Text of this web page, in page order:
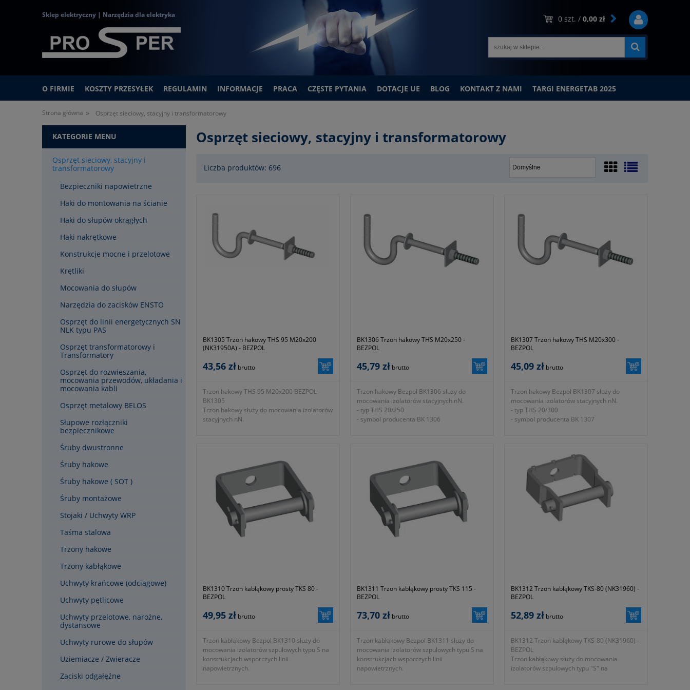
Sklep elektryczny | Narzędzia dla elektryka 0 szt. / 0,00 zł
O FIRMIE KOSZTY PRZESYŁEK REGULAMIN INFORMACJE PRACA CZĘSTE PYTANIA DOTACJE UE BLOG KONTAKT Z NAMI TARGI ENERGETAB 2025
Strona główna » Osprzęt sieciowy, stacyjny i transformatorowy
KATEGORIE MENU
Osprzęt sieciowy, stacyjny i
transformatorowy
Bezpieczniki napowietrzne
Haki do montowania na ścianie
Haki do słupów okrągłych
Haki nakrętkowe
Konstrukcje mocne i przelotowe
Krętliki
Mocowania do słupów
Narzędzia do zacisków ENSTO
Osprzęt do linii energetycznych SN
NLK typu PAS
Osprzęt transformatorowy i
Transformatory
Osprzęt do rozwieszania,
mocowania przewodów, układania i
mocowania kabli
Osprzęt metalowy BELOS
Słupowe rozłączniki
bezpiecznikowe
Śruby dwustronne
Śruby hakowe
Śruby hakowe ( SOT )
Śruby montażowe
Stojaki / Uchwyty WRP
Taśma stalowa
Trzony hakowe
Trzony kabłąkowe
Uchwyty krańcowe (odciągowe)
Uchwyty pętlicowe
Uchwyty przelotowe, narożne,
dystansowe
Uchwyty rurowe do słupów
Uziemiacze / Zwieracze
Zaciski odgałęźne
Osprzęt sieciowy, stacyjny i transformatorowy
Liczba produktów: 696
BK1305 Trzon hakowy THS 95 M20x200
(NK31950A) - BEZPOL
43,56 zł brutto
Trzon hakowy THS 95 M20x200 BEZPOL
BK1305
Trzon hakowy służy do mocowania izolatorów
stacyjnych nN.
BK1306 Trzon hakowy THS M20x250 -
BEZPOL
45,79 zł brutto
Trzon hakowy Bezpol BK1306 służy do
mocowania izolatorów stacyjnych nN.
- typ THS 20/250
- symbol producenta BK 1306
fotografii nr 2 w galerii produktu
- wymiar M 20mm zgodnie z oznaczeniem na
fotografii nr 2 w galerii produktu
- wymiar L 250mm zgodnie z oznaczeniem na
fotografii nr 2 w galerii produktu
- wymiar B 120mm zgodnie z oznaczeniem
na fotografii nr 2 w galerii produktu
- wymiar H 124mm zgodnie z oznaczeniem
na fotografii nr 2 w galerii produktu
BK1307 Trzon hakowy THS M20x300 -
BEZPOL
45,09 zł brutto
Trzon hakowy Bezpol BK1307 służy do
mocowania izolatorów stacyjnych nN.
- typ THS 20/300
- symbol producenta BK 1307
- wymiar d 20mm zgodnie z oznaczeniem na
fotografii nr 2 w galerii produktu
- wymiar M 20mm zgodnie z oznaczeniem na
fotografii nr 2 w galerii produktu
- wymiar L 300mm zgodnie z oznaczeniem na
fotografii nr 2 w galerii produktu
- wymiar B 120mm zgodnie z oznaczeniem
na fotografii nr 2 w galerii produktu
BK1310 Trzon kabłąkowy prosty TKS 80 -
BEZPOL
49,95 zł brutto
Trzon kabłąkowy Bezpol BK1310 służy do
mocowania izolatorów szpulowych typu S na
konstrukcjach wsporczych linii
napowietrznych.
BK1311 Trzon kabłąkowy prosty TKS 115 -
BEZPOL
73,70 zł brutto
Trzon kabłąkowy Bezpol BK1311 służy do
mocowania izolatorów szpulowych typu S na
konstrukcjach wsporczych linii
napowietrznych.
BK1312 Trzon kabłąkowy TKS-80 (NK31960) -
BEZPOL
52,89 zł brutto
BK1312 Trzon kabłąkowy TKS-80 (NK31960) -
BEZPOL
Trzon kabłąkowy służy do mocowania
izolatorów szpulowych typu "S" na